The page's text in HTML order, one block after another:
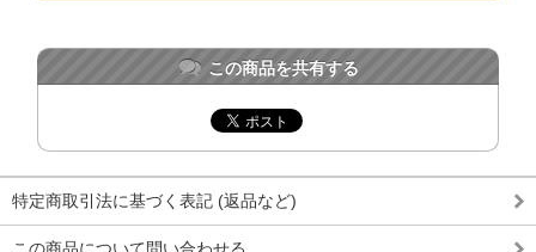
この商品を共有する
特定商取引法に基づく表記 (返品など)